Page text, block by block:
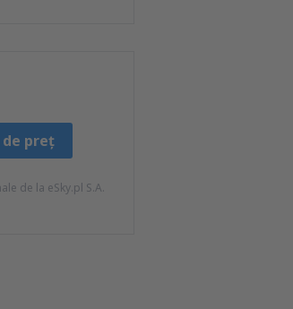
de preț
de la eSky.pl S.A.